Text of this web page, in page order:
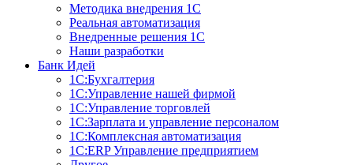
Методика внедрения 1С
Реальная автоматизация
Внедренные решения 1С
Наши разработки
Банк Идей
1С:Бухгалтерия
1С:Управление нашей фирмой
1С:Управление торговлей
1С:Зарплата и управление персоналом
1С:Комплексная автоматизация
1С:ERP Управление предприятием